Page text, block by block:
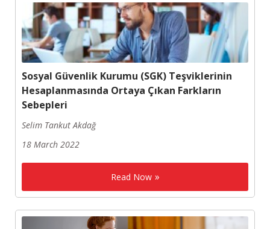
Sosyal Güvenlik Kurumu (SGK) Teşviklerinin
Hesaplanmasında Ortaya Çıkan Farkların
Sebepleri
Selim Tankut Akdağ
18 March 2022
Read Now